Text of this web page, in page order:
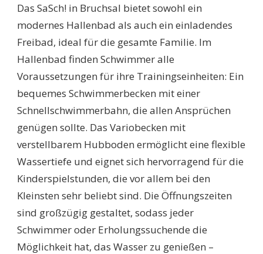
Das SaSch! in Bruchsal bietet sowohl ein
modernes Hallenbad als auch ein einladendes
Freibad, ideal für die gesamte Familie. Im
Hallenbad finden Schwimmer alle
Voraussetzungen für ihre Trainingseinheiten: Ein
bequemes Schwimmerbecken mit einer
Schnellschwimmerbahn, die allen Ansprüchen
genügen sollte. Das Variobecken mit
verstellbarem Hubboden ermöglicht eine flexible
Wassertiefe und eignet sich hervorragend für die
Kinderspielstunden, die vor allem bei den
Kleinsten sehr beliebt sind. Die Öffnungszeiten
sind großzügig gestaltet, sodass jeder
Schwimmer oder Erholungssuchende die
Möglichkeit hat, das Wasser zu genießen –